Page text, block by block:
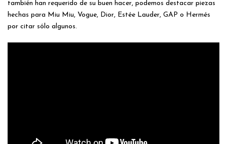
también han requerido de su buen hacer, podemos destacar piezas
hechas para Miu Miu, Vogue, Dior, Estée Lauder, GAP o Hermés
por citar sólo algunos.